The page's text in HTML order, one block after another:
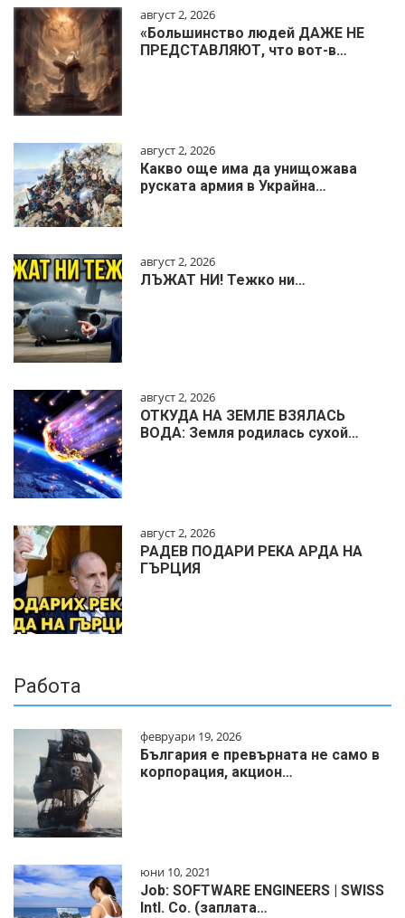
август 2, 2026
«Большинство людей ДАЖЕ НЕ
ПРЕДСТАВЛЯЮТ, что вот-в…
август 2, 2026
Какво още има да унищожава
руската армия в Украйна…
август 2, 2026
ЛЪЖАТ НИ! Тежко ни…
август 2, 2026
ОТКУДА НА ЗЕМЛЕ ВЗЯЛАСЬ
ВОДА: Земля родилась сухой…
август 2, 2026
РАДЕВ ПОДАРИ РЕКА АРДА НА
ГЪРЦИЯ
Работа
февруари 19, 2026
България е превърната не само в
корпорация, акцион…
юни 10, 2021
Job: SOFTWARE ENGINEERS | SWISS
Intl. Co. (заплата…